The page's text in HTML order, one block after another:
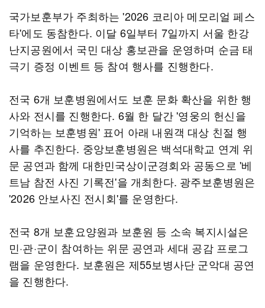
국가보훈부가 주최하는 '2026 코리아 메모리얼 페스
타'에도 동참한다. 이달 6일부터 7일까지 서울 한강
난지공원에서 국민 대상 홍보관을 운영하며 순금 태
극기 증정 이벤트 등 참여 행사를 진행한다.
전국 6개 보훈병원에서도 보훈 문화 확산을 위한 행
사와 전시를 진행한다. 6월 한 달간 '영웅의 헌신을
기억하는 보훈병원' 표어 아래 내원객 대상 친절 행
사를 추진한다. 중앙보훈병원은 백석대학교 연계 위
문 공연과 함께 대한민국상이군경회와 공동으로 '베
트남 참전 사진 기록전'을 개최한다. 광주보훈병원은
'2026 안보사진 전시회'를 운영한다.
전국 8개 보훈요양원과 보훈원 등 소속 복지시설은
민·관·군이 참여하는 위문 공연과 세대 공감 프로그
램을 운영한다. 보훈원은 제55보병사단 군악대 공연
을 진행한다.